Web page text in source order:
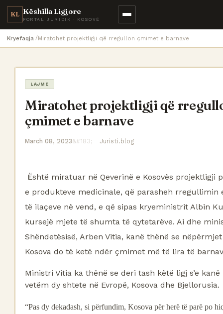
KL Këshilla Ligjore
PORTAL JURIDIK · KOSOVË
Kryefaqja Miratohet projektligji që rregullon çmimet e barnave
LAJME
Miratohet projektligji që
çmimet e barnave
March 08, 2023 Juristi.blog
Është miratuar në Qeverinë e Kosovës projektligji
e produkteve medicinale, që parasheh rregullimin
të ilaçeve në vend, e që sipas kryeministrit Albin
kursejë mjete të shumta të qytetarëve. Ai dhe
Shëndetësisë, Arben Vitia, kanë thënë se
Kosova do të ketë ndër çmimet më të lira të
Ministri Vitia ka thënë se deri tash këtë ligj s’e
vetëm dy shtete në Evropë, Kosova dhe Bjellorusia.
“Pas dy dekadash, si përfundim, Kosova për herë të parë po